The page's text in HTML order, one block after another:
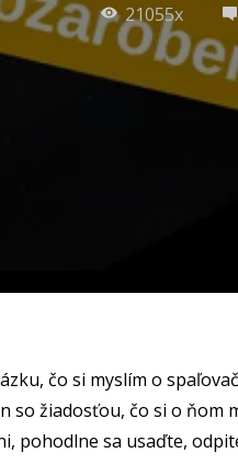
21055x
čo si myslím o
žiadosťou, čo si o ňom
pohodlne sa usaďte,